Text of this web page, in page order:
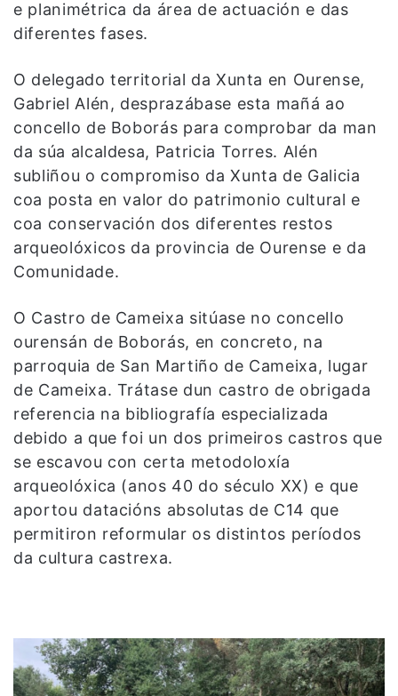
e planimétrica da área de actuación e das
diferentes fases.
O delegado territorial da Xunta en Ourense,
Gabriel Alén, desprazábase esta mañá ao
concello de Boborás para comprobar da man
da súa alcaldesa, Patricia Torres. Alén
subliñou o compromiso da Xunta de Galicia
coa posta en valor do patrimonio cultural e
coa conservación dos diferentes restos
arqueolóxicos da provincia de Ourense e da
Comunidade.
O Castro de Cameixa sitúase no concello
ourensán de Boborás, en concreto, na
parroquia de San Martiño de Cameixa, lugar
de Cameixa. Trátase dun castro de obrigada
referencia na bibliografía especializada
debido a que foi un dos primeiros castros que
se escavou con certa metodoloxía
arqueolóxica (anos 40 do século XX) e que
aportou datacións absolutas de C14 que
permitiron reformular os distintos períodos
da cultura castrexa.